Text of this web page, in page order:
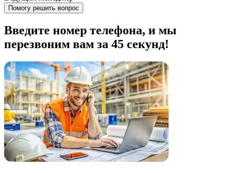
Помогу решить вопрос
Введите номер телефона, и мы
перезвоним вам за 45 секунд!